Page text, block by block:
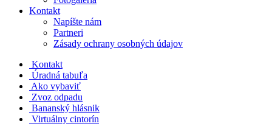
Kontakt
Napíšte nám
Partneri
Zásady ochrany osobných údajov
Kontakt
Úradná tabuľa
Ako vybaviť
Zvoz odpadu
Bananský hlásnik
Virtuálny cintorín